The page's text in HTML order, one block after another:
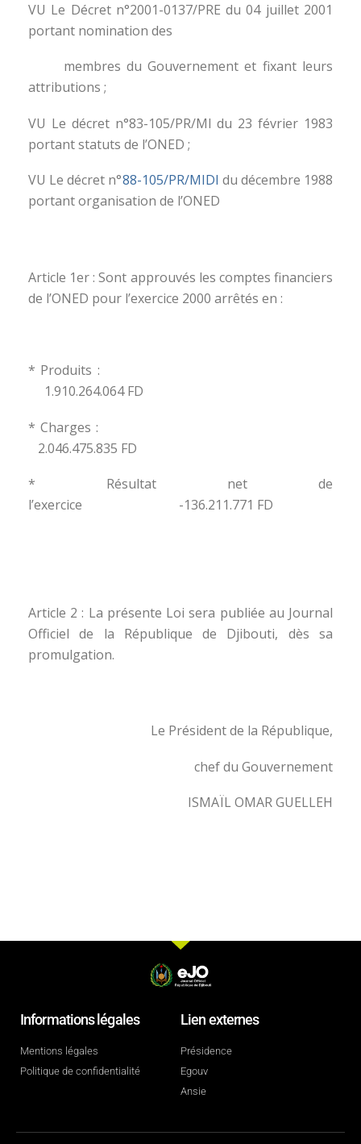
VU Le Décret n°2001-0137/PRE du 04 juillet 2001
portant nomination des
membres du Gouvernement et fixant leurs
attributions ;
VU Le décret n°83-105/PR/MI du 23 février 1983
portant statuts de l’ONED ;
VU Le décret n°88-105/PR/MIDI du décembre 1988
portant organisation de l’ONED
Article 1er : Sont approuvés les comptes financiers
de l’ONED pour l’exercice 2000 arrêtés en :
* Produits :
1.910.264.064 FD
* Charges :
2.046.475.835 FD
* Résultat net de
l’exercice -136.211.771 FD
Article 2 : La présente Loi sera publiée au Journal
Officiel de la République de Djibouti, dès sa
promulgation.
Le Président de la République,
chef du Gouvernement
ISMAÏL OMAR GUELLEH
Informations légales
Mentions légales
Politique de confidentialité
Lien externes
Présidence
Egouv
Ansie